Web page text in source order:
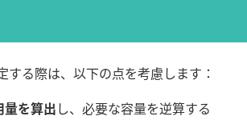
する際は、以下の点を考慮します：
量を算出し、必要な容量を逆算する